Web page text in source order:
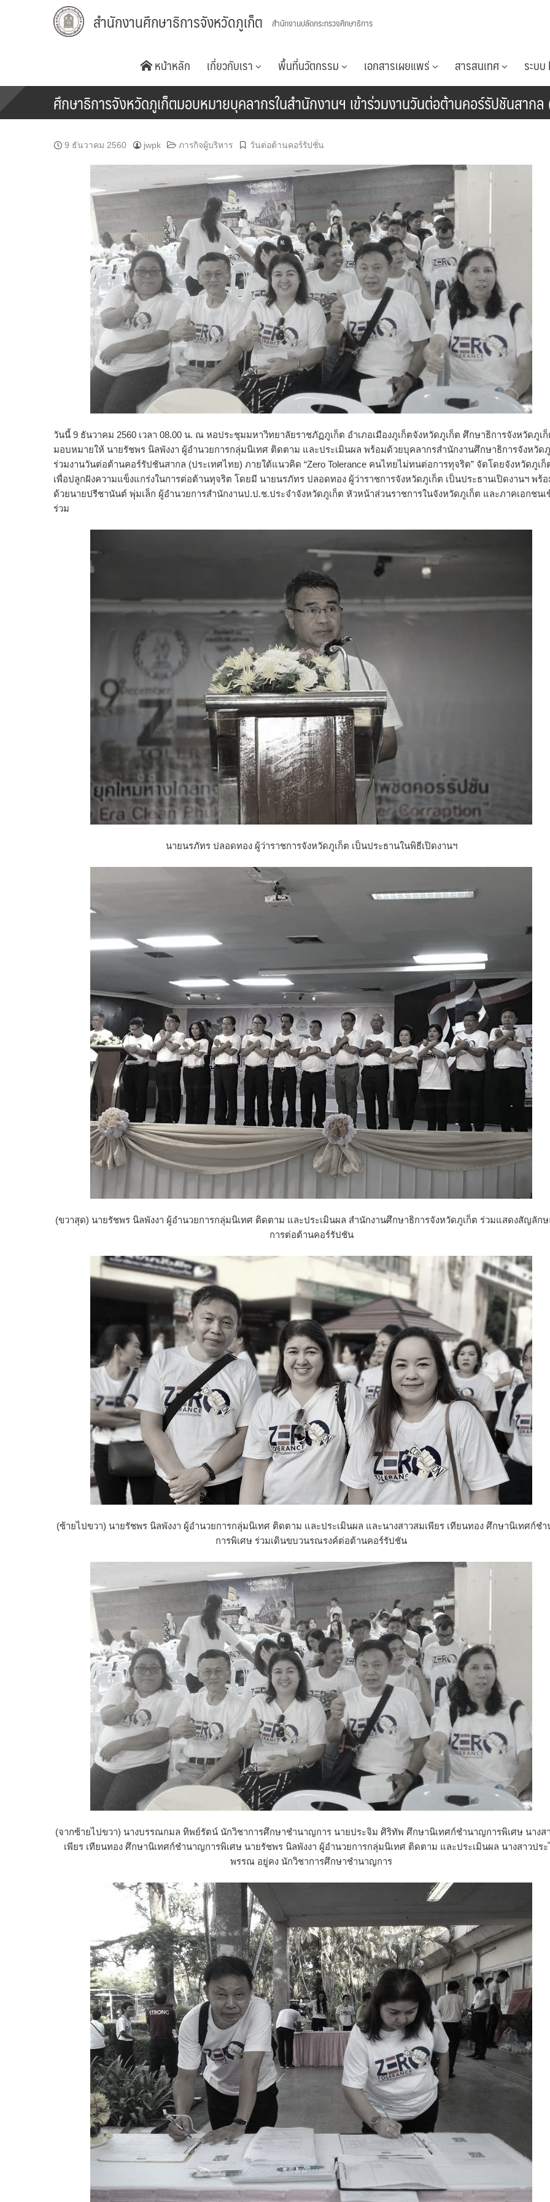
สำนักงานศึกษาธิการจังหวัดภูเก็ต สำนักงานปลัดกระทรวงศึกษาธิการ
หน้าหลัก เกี่ยวกับเรา พื้นที่นวัตกรรม เอกสารเผยแพร่ สารสนเทศ ระบ
ศึกษาธิการจังหวัดภูเก็ตมอบหมายบุคลากรในสำนักงานฯ เข้าร่วมงานวันต่อต้านคอร์รัปชันสากล
9 ธันวาคม 2560 jwpk ภารกิจผู้บริหาร วันต่อต้านคอร์รัปชั่น
วันนี้ 9 ธันวาคม 2560 เวลา 08.00 น. ณ หอประชุมมหาวิทยาลัยราชภัฏภูเก็ต อำเภอเมืองภูเก็ตจังหวัดภูเก็ต ศึกษาธิการจังหวัดภูเ
มอบหมายให้ นายรัชพร นิลพังงา ผู้อำนวยการกลุ่มนิเทศ ติดตาม และประเมินผล พร้อมด้วยบุคลากรสำนักงานศึกษาธิการจังหวัด
ร่วมงานวันต่อต้านคอร์รัปชันสากล (ประเทศไทย) ภายใต้แนวคิด “Zero Tolerance คนไทยไม่ทนต่อการทุจริต” จัดโดยจังหวัดภูเก็
เพื่อปลูกฝังความแข็งแกร่งในการต่อต้านทุจริต โดยมี นายนรภัทร ปลอดทอง ผู้ว่าราชการจังหวัดภูเก็ต เป็นประธานเปิดงานฯ พร้
ด้วยนายปรีชานันต์ พุ่มเล็ก ผู้อำนวยการสำนักงานป.ป.ช.ประจำจังหวัดภูเก็ต หัวหน้าส่วนราชการในจังหวัดภูเก็ต และภาคเอกชนเ
ร่วม
นายนรภัทร ปลอดทอง ผู้ว่าราชการจังหวัดภูเก็ต เป็นประธานในพิธีเปิดงานฯ
(ขวาสุด) นายรัชพร นิลพังงา ผู้อำนวยการกลุ่มนิเทศ ติดตาม และประเมินผล สำนักงานศึกษาธิการจังหวัดภูเก็ต ร่วมแสดงสัญลัก
การต่อต้านคอร์รัปชัน
(ซ้ายไปขวา) นายรัชพร นิลพังงา ผู้อำนวยการกลุ่มนิเทศ ติดตาม และประเมินผล และนางสาวสมเพียร เทียนทอง ศึกษานิเทศก์ช
การพิเศษ ร่วมเดินขบวนรณรงค์ต่อต้านคอร์รัปชัน
(จากซ้ายไปขวา) นางบรรณกมล ทิพย์รัตน์ นักวิชาการศึกษาชำนาญการ นายประจิม ศิริทัพ ศึกษานิเทศก์ชำนาญการพิเศษ นางส
เพียร เทียนทอง ศึกษานิเทศก์ชำนาญการพิเศษ นายรัชพร นิลพังงา ผู้อำนวยการกลุ่มนิเทศ ติดตาม และประเมินผล นางสาวประ
พรรณ อยู่คง นักวิชาการศึกษาชำนาญการ